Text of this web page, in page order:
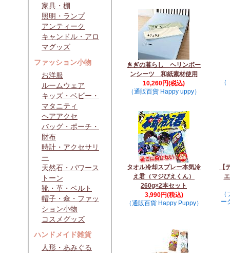
家具・棚
照明・ランプ
アンティーク
キャンドル・アロ
マグッズ
ファッション小物
お洋服
ルームウェア
キッズ・ベビー・
マタニティ
ヘアアクセ
バッグ・ポーチ・
財布
時計・アクセサリ
ー
天然石・パワース
トーン
靴・革・ベルト
帽子・傘・ファッ
ション小物
コスメグッズ
ハンドメイド雑貨
人形・あみぐる
きぎの暮らし ヘリンボー
ンシーツ 和紙素材使用
10,260円(税込)
（通販百貨 Happy uppy）
タオル冷却スプレー本気冷
え君（マジびえくん）
260g×2本セット
3,990円(税込)
（通販百貨 Happy Puppy）
【
ー